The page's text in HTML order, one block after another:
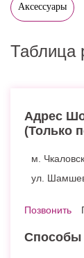
Аксессуары
Таблица
Адрес
(Только
м.
ул.
Позвонить
Способы